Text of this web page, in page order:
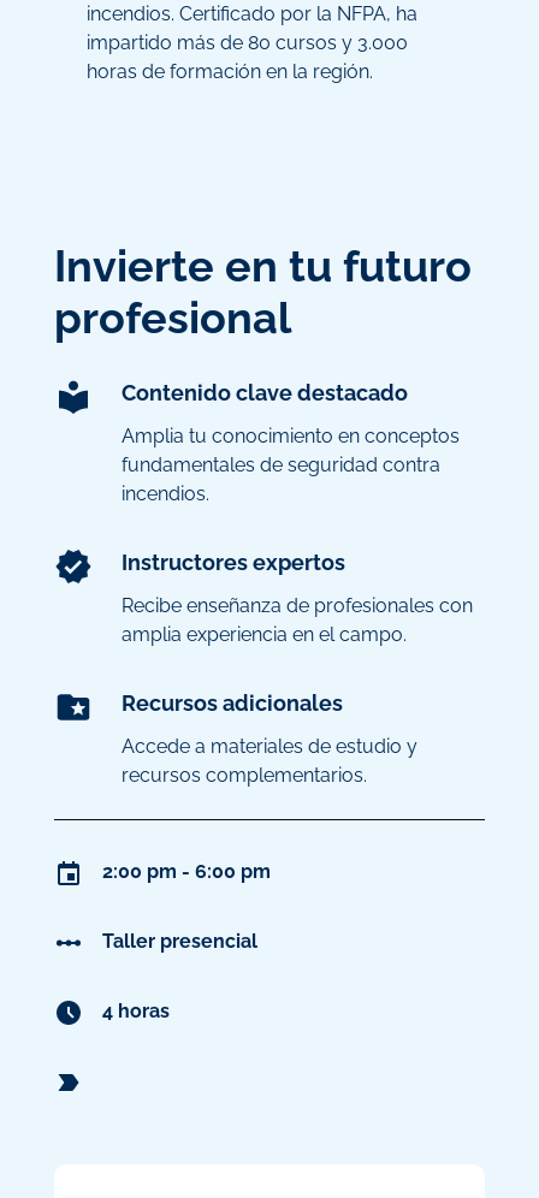
incendios. Certificado por la NFPA, ha
impartido más de 80 cursos y 3.000
horas de formación en la región.
Invierte en tu futuro
profesional
Contenido clave destacado
Amplia tu conocimiento en conceptos
fundamentales de seguridad contra
incendios.
Instructores expertos
Recibe enseñanza de profesionales con
amplia experiencia en el campo.
Recursos adicionales
Accede a materiales de estudio y
recursos complementarios.
2:00 pm - 6:00 pm
Taller presencial
4 horas